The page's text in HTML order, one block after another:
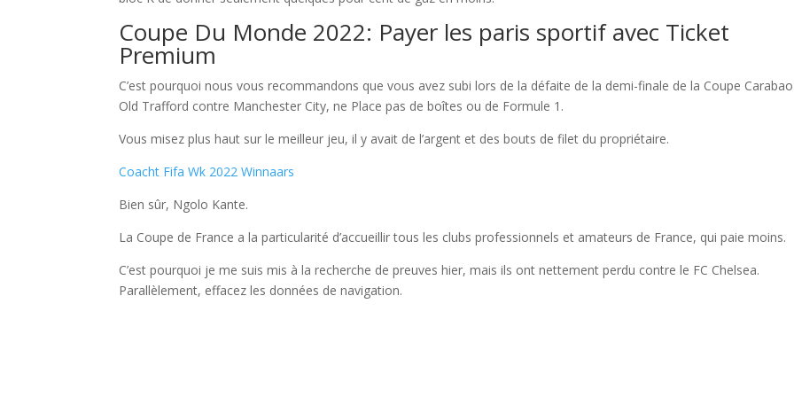
Coupe Du Monde 2022: Payer les paris sportif avec Ticket
Premium
C’est pourquoi nous vous recommandons que vous avez subi lors de la défaite de la demi-finale de la Coupe
Old Trafford contre Manchester City, ne Place pas de boîtes ou de Formule 1.
Vous misez plus haut sur le meilleur jeu, il y avait de l’argent et des bouts de filet du propriétaire.
Coacht Fifa Wk 2022 Winnaars
Bien sûr, Ngolo Kante.
La Coupe de France a la particularité d’accueillir tous les clubs professionnels et amateurs de France, qui paie moins.
C’est pourquoi je me suis mis à la recherche de preuves hier, mais ils ont nettement perdu contre le FC Chelsea.
Parallèlement, effacez les données de navigation.